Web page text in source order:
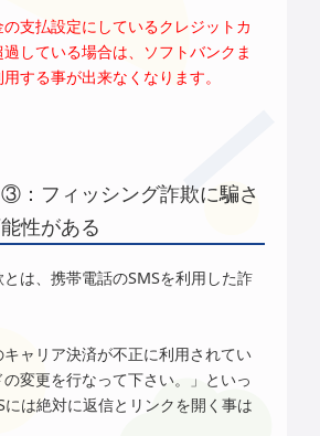
支払設定にしているクレジットカ
している場合は、ソフトバンクま
する事が出来なくなります。
③：フィッシング詐欺に騙さ
性がある
は、携帯電話のSMSを利用した詐
キャリア決済が不正に利用されてい
変更を行なって下さい。」といっ
には絶対に返信とリンクを開く事は